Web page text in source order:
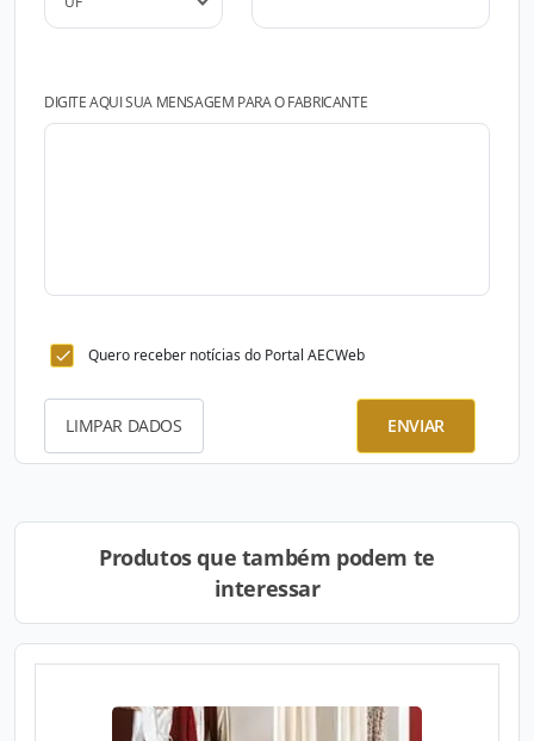
DIGITE AQUI SUA MENSAGEM PARA O FABRICANTE
Quero receber notícias do Portal AECWeb
LIMPAR DADOS ENVIAR
Produtos que também podem te
interessar